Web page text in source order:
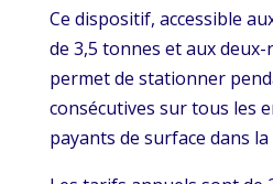
Ce dispositif, accessible
de 3,5 tonnes et aux
permet de stationner
consécutives sur tous les
payants de surface dans la